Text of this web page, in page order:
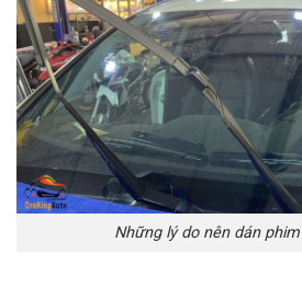
Những lý do nên dán